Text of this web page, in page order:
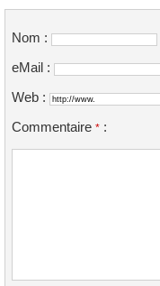
Nom :
eMail :
Web :
Commentaire * :